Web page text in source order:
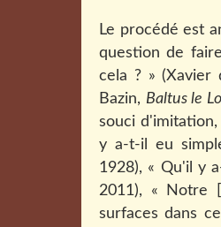
Le procédé est
question de
cela ? » (Xavier
Bazin, Baltus le
souci
y a-t-il eu
1928), « Qu'il y
2011), « Notre
surfaces dans